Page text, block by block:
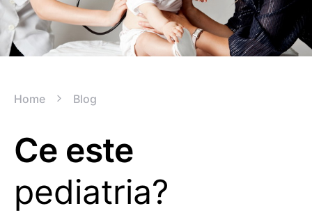
Home Blog
Ce este
pediatria?